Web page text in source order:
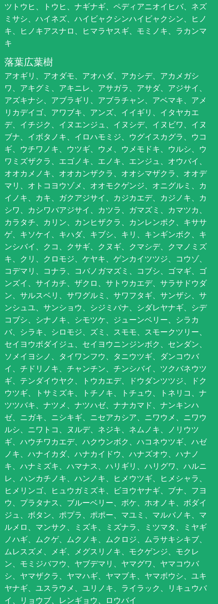
ツトウヒ、トウヒ、ナギナギ、ペディアニオイヒバ、ネズ
ミサシ、ハイネズ、ハイビャクシンハイビャクシン、ヒノ
キ、ヒノキアスナロ、ヒマラヤスギ、モミノキ、ラカンマ
キ
落葉広葉樹
アオギリ、アオダモ、アオハダ、アカシデ、アカメガシ
ワ、アキグミ、アキニレ、アサガラ、アサダ、アジサイ、
アズキナシ、アブラギリ、アブラチャン、アベマキ、アメ
リカデイゴ、アワブキ、アンズ、イイギリ、イタヤカエ
デ、イチジク、イヌエンジュ、イヌシデ、イヌビワ、イヌ
ブナ、イボタノキ、イロハモミジ、ウグイスカグラ、ウコ
ギ、ウチワノキ、ウツギ、ウメ、ウメモドキ、ウルシ、ウ
ワミズザクラ、エゴノキ、エノキ、エンジュ、オウバイ、
オオカメノキ、オオカンザクラ、オオシマザクラ、オオデ
マリ、オトコヨウゾメ、オオモクゲンジ、オニグルミ、カ
イノキ、カキ、ガクアジサイ、カジカエデ、カジノキ、カ
シワ、カシワバアジサイ、カツラ、ガマズミ、カマツカ、
カラタチ、カリン、カンヒザクラ、カンレンボク、キササ
ゲ、キソケイ、キハダ、キブシ、キリ、キンギンボク、キ
ンシバイ、クコ、クサギ、クヌギ、クマシデ、クマノミズ
キ、クリ、クロモジ、ケヤキ、ゲンカイツツジ、コウゾ、
コデマリ、コナラ、コバノガマズミ、コブシ、ゴマギ、ゴ
ンズイ、サイカチ、ザクロ、サトウカエデ、サラサドウダ
ン、サルスベリ、サワグルミ、サワフタギ、サンザシ、サ
ンシュユ、サンショウ、シジミバナ、シダレヤナギ、シデ
コブシ、シナノキ、シモツケ、ジューンベリー、シラカ
バ、シラキ、シロモジ、ズミ、スモモ、スモークツリー、
セイヨウボダイジュ、セイヨウニンジンボク、センダン、
ソメイヨシノ、タイワンフウ、タニウツギ、ダンコウバ
イ、チドリノキ、チャンチン、チンシバイ、ツクバネウツ
ギ、テンダイウヤク、トウカエデ、ドウダンツツジ、ドク
ウツギ、トサミズキ、トチノキ、トチュウ、トネリコ、ナ
ツツバキ、ナツメ、ナツハゼ、ナナカマド、ナンキンハ
ゼ、ニガキ、ニシキギ、ニセアカシア、ニワウメ、ニワウ
ルシ、ニワトコ、ヌルデ、ネジキ、ネムノキ、ノリウツ
ギ、ハウチワカエデ、ハクウンボク、ハコネウツギ、ハゼ
ノキ、ハナイカダ、ハナカイドウ、ハナズオウ、ハナノ
キ、ハナミズキ、ハマナス、ハリギリ、ハリグワ、ハルニ
レ、ハンカチノキ、ハンノキ、ヒメウツギ、ヒメシャラ、
ヒメリンゴ、ヒュウガミズキ、ビヨウヤナギ、ブナ、フヨ
ウ、プラタナス、ブルーベリー、ボケ、ホオノキ、ボダイ
ジュ、ボタン、ポプラ、ポポー、マユミ、マルバノキ、マ
ルメロ、マンサク、ミズキ、ミズナラ、ミツマタ、ミヤギ
ノハギ、ムクゲ、ムクノキ、ムクロジ、ムラサキシキブ、
ムレスズメ、メギ、メグスリノキ、モクゲンジ、モクレ
ン、モミジバフウ、ヤブデマリ、ヤマグワ、ヤマコウバ
シ、ヤマザクラ、ヤマハギ、ヤマブキ、ヤマボウシ、ユキ
ヤナギ、ユスラウメ、ユリノキ、ライラック、リキュウバ
イ、リョウブ、レンギョウ、ロウバイ